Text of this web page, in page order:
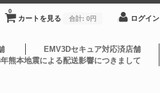
カートを見る
0
合計: 0円 ログイン
EMV3Dセキュア対応済店舗
熊本地震による配送影響につきまして